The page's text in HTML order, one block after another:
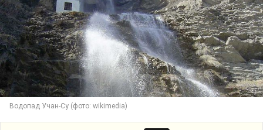
Водопад Учан-Су (фото: wikimedia)